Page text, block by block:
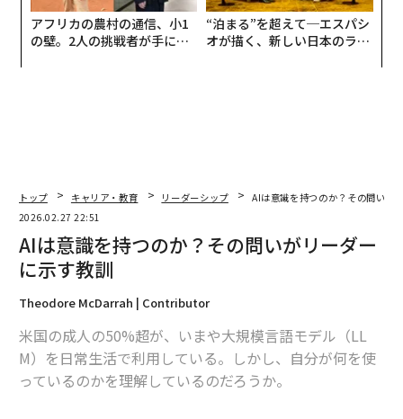
アフリカの農村の通信、小1
の壁。2人の挑戦者が手にし
“泊まる”を超えて─エスパシ
オが描く、新しい日本のラグ
トップ キャリア・教育 リーダーシップ
AIは意識を持つのか？その問いが
2026.02.27 22:51
AIは意識を持つのか？その問いがリーダー
に示す教訓
Theodore McDarrah | Contributor
米国の成人の50%超が、いまや大規模言語モデル（LL
M）を日常生活で利用している。しかし、自分が何を使
っているのかを理解しているのだろうか。